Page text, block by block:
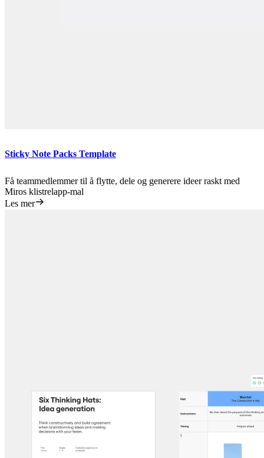
Sticky Note Packs Template
Få teammedlemmer til å flytte, dele og generere ideer raskt med
Miros klistrelapp-mal
Les mer